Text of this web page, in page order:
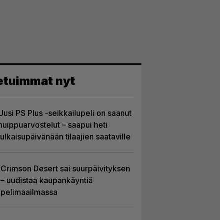
nyt
PS Plus -seikkailupeli on saanut
– saapui heti
tilaajien saataville
Crimson Desert sai suurpäivityksen
– uudistaa kaupankäyntiä
pelimaailmassa